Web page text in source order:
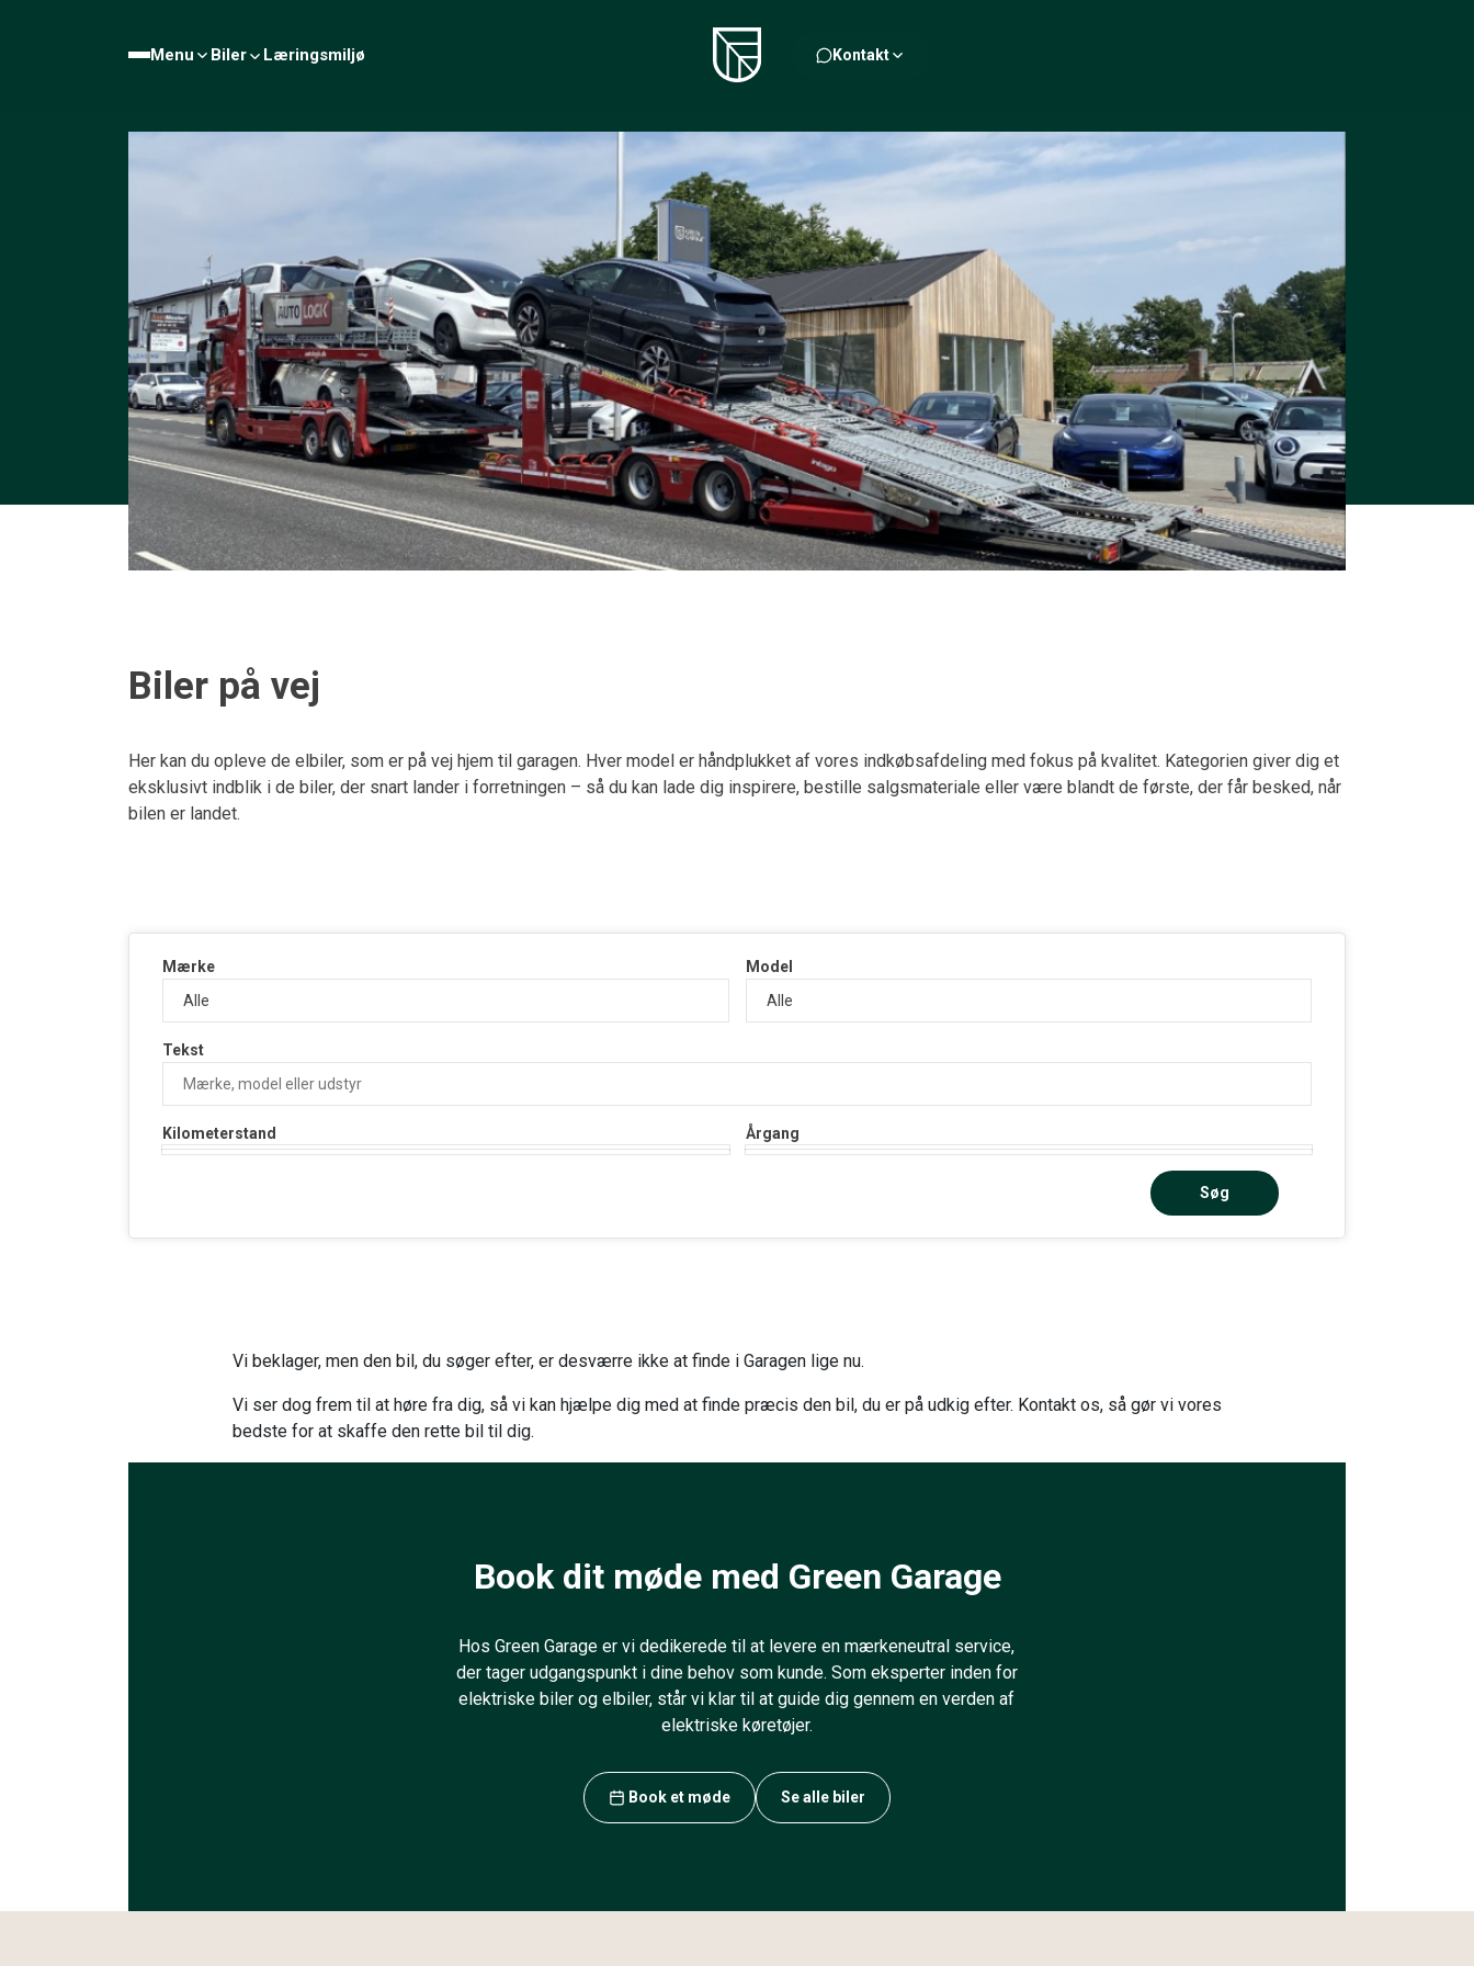
Menu Biler Læringsmiljø Kontakt
Biler på vej
Her kan du opleve de elbiler, som er på vej hjem til garagen. Hver model er håndplukket af vores indkøbsafdeling med fokus på kvalitet. Kategorien giver dig et
eksklusivt indblik i de biler, der snart lander i forretningen – så du kan lade dig inspirere, bestille salgsmateriale eller være blandt de første, der får besked, når
bilen er landet.
Mærke Model
Tekst
Kilometerstand Årgang
Søg
Vi beklager, men den bil, du søger efter, er desværre ikke at finde i Garagen lige nu.
Vi ser dog frem til at høre fra dig, så vi kan hjælpe dig med at finde præcis den bil, du er på udkig efter. Kontakt os, så gør vi vores
bedste for at skaffe den rette bil til dig.
Book dit møde med Green Garage
Hos Green Garage er vi dedikerede til at levere en mærkeneutral service,
der tager udgangspunkt i dine behov som kunde. Som eksperter inden for
elektriske biler og elbiler, står vi klar til at guide dig gennem en verden af
elektriske køretøjer.
Book et møde Se alle biler